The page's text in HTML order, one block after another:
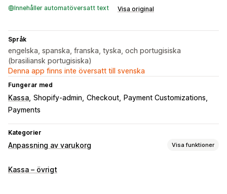
Innehåller automatöversatt text Visa original
Språk
engelska, spanska, franska, tyska, och portugisiska
(brasiliansk portugisiska)
Denna app finns inte översatt till svenska
Fungerar med
Kassa Shopify-admin Checkout
Payment Customizations
Payments
Kategorier
Anpassning av varukorg Visa funktioner
Varukorgsvisning
Kassa – övrigt